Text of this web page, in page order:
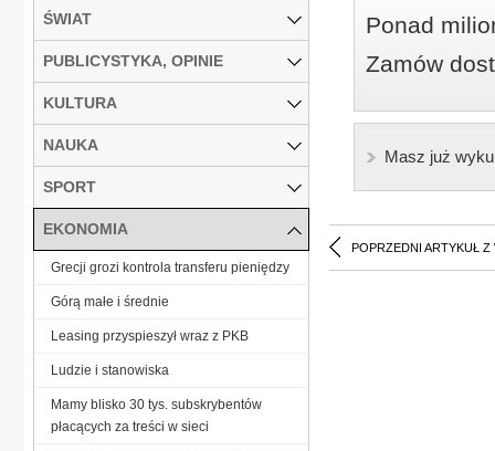
Ponad
Zamów
Masz już
POPRZEDNI ARTYKUŁ Z
ŚWIAT
PUBLICYSTYKA, OPINIE
KULTURA
NAUKA
SPORT
EKONOMIA
Grecji grozi kontrola transferu pieniędzy
Górą małe i średnie
Leasing przyspieszył wraz z PKB
Ludzie i stanowiska
Mamy blisko 30 tys. subskrybentów
płacących za treści w sieci